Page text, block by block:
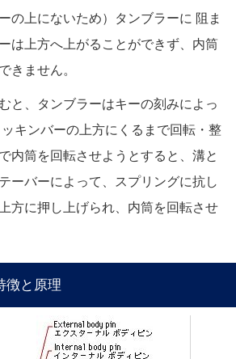
の上にないため）タンブラーに 阻ま
は上方へ上がることができず、 内筒
きません。
と、タンブラーはキーの刻みによっ
キンバーの上方にくるまで回転・整
内筒を回転させようとすると、溝と
ーバーによって、スプリングに抗し
方に押し上げられ、内筒を回転させ
と原理